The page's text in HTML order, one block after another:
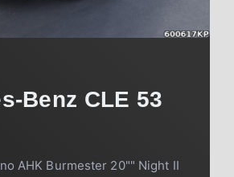
Benz CLE 53
AHK Burmester 20"" Night II